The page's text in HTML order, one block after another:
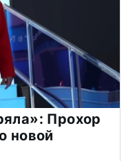
Прохор
новой